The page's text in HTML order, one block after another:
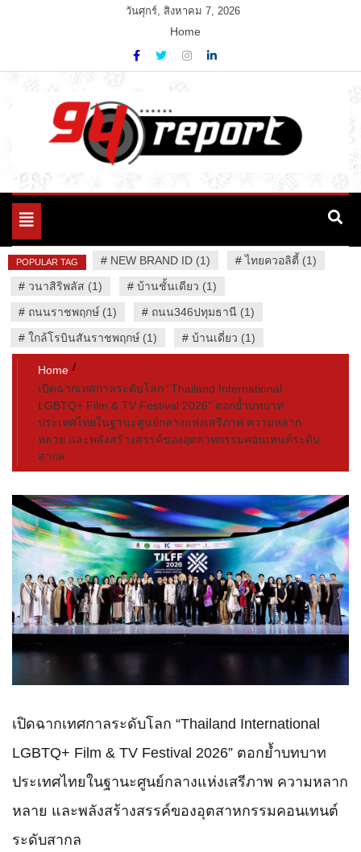
วันศุกร์, สิงหาคม 7, 2026
Home
94 Report.com
Variety News
Toggle
POPULAR TAG # NEW BRAND ID (1) #ไทยควอลิตี้ (1)
# วนาสิริพลัส (1) # บ้านชั้นเดียว (1)
# ถนนราชพฤกษ์ (1) # ถนน346ปทุมธานี (1)
# ใกล้โรบินสันราชพฤกษ์ (1) # บ้านเดี่ยว (1)
Home
เปิดฉากเทศกาลระดับโลก “Thailand International
LGBTQ+ Film & TV Festival 2026” ตอกย้ำบทบาท
ประเทศไทยในฐานะศูนย์กลางแห่งเสรีภาพ ความหลาก
หลาย และพลังสร้างสรรค์ของอุตสาหกรรมคอนเทนต์ระดับ
สากล
เปิดฉากเทศกาลระดับโลก “Thailand International
LGBTQ+ Film & TV Festival 2026” ตอกย้ำบทบาท
ประเทศไทยในฐานะศูนย์กลางแห่งเสรีภาพ ความหลาก
หลาย และพลังสร้างสรรค์ของอุตสาหกรรมคอนเทนต์
ระดับสากล